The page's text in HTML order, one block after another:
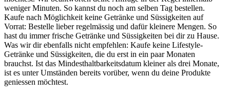
weniger Minuten. So kannst du noch am selben Tag bestellen.
Kaufe nach Möglichkeit keine Getränke und Süssigkeiten auf
Vorrat: Bestelle lieber regelmässig und dafür kleinere Mengen. So
hast du immer frische Getränke und Süssigkeiten bei dir zu Hause.
Was wir dir ebenfalls nicht empfehlen: Kaufe keine Lifestyle-
Getränke und Süssigkeiten, die du erst in ein paar Monaten
brauchst. Ist das Mindesthaltbarkeitsdatum kleiner als drei Monate,
ist es unter Umständen bereits vorüber, wenn du deine Produkte
geniessen möchtest.